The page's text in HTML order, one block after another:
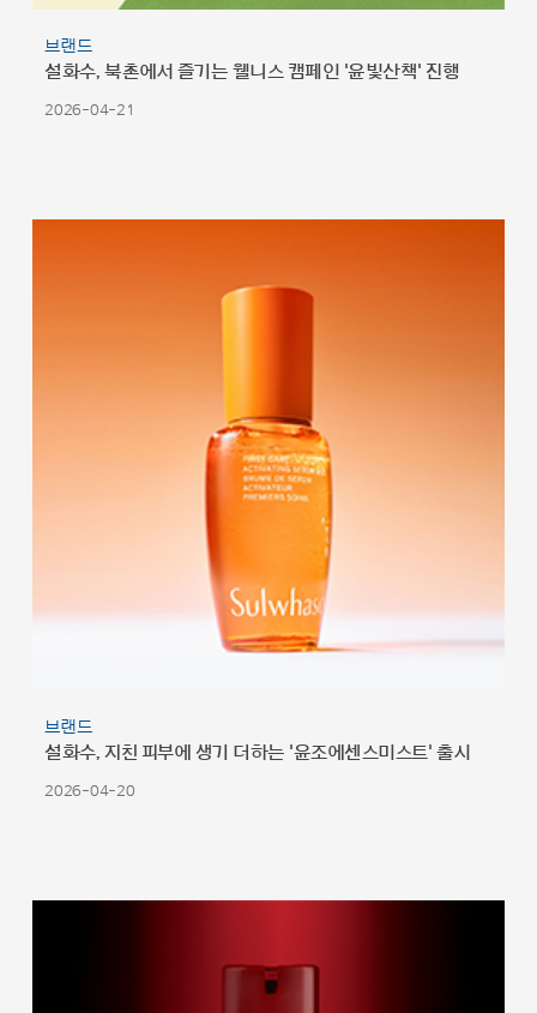
브랜드
설화수, 북촌에서 즐기는 웰니스 캠페인 '윤빛산책' 진행
2026-04-21
브랜드
설화수, 지친 피부에 생기 더하는 '윤조에센스미스트' 출시
2026-04-20